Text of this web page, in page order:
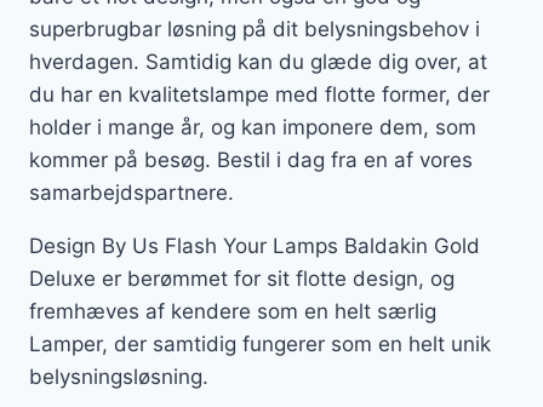
superbrugbar løsning på dit belysningsbehov i
hverdagen. Samtidig kan du glæde dig over, at
du har en kvalitetslampe med flotte former, der
holder i mange år, og kan imponere dem, som
kommer på besøg. Bestil i dag fra en af vores
samarbejdspartnere.
Design By Us Flash Your Lamps Baldakin Gold
Deluxe er berømmet for sit flotte design, og
fremhæves af kendere som en helt særlig
Lamper, der samtidig fungerer som en helt unik
belysningsløsning.